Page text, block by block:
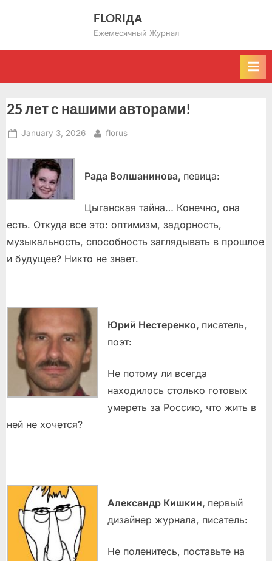
FLORIДА
Ежемесячный Журнал
25 лет с нашими авторами!
Posted
January 3, 2026 By
florus
Рада Волшанинова, певица:
Цыганская тайна… Конечно, она
есть. Откуда все это: оптимизм, задорность,
музыкальность, способность заглядывать в прошлое
и будущее? Никто не знает.
Юрий Нестеренко, писатель,
поэт:
Не потому ли всегда
находилось столько готовых
умереть за Россию, что жить в
ней не хочется?
Александр Кишкин, первый
дизайнер журнала, писатель:
Не поленитесь, поставьте на